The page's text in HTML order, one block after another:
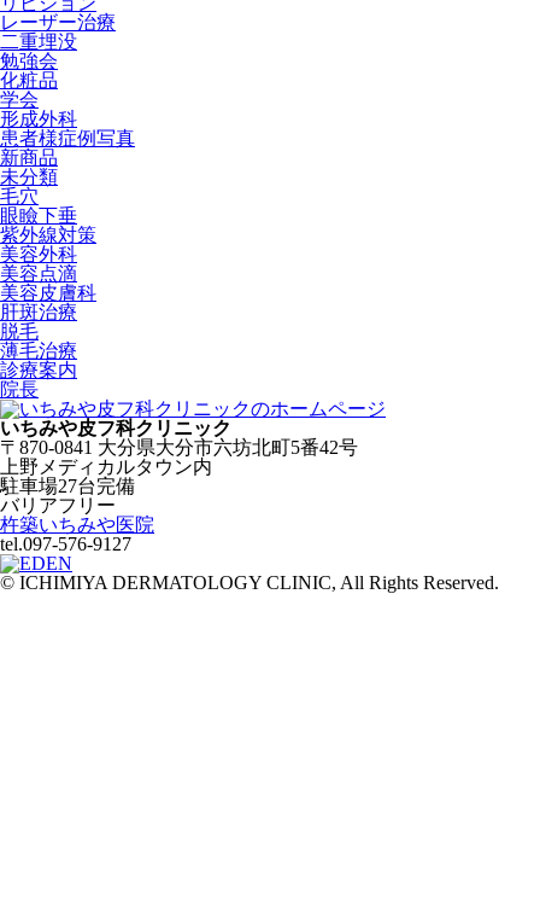
レーザー治療
二重埋没
勉強会
化粧品
学会
形成外科
患者様症例写真
新商品
未分類
毛穴
眼瞼下垂
紫外線対策
美容外科
美容点滴
美容皮膚科
肝斑治療
脱毛
薄毛治療
診療案内
院長
いちみや皮フ科クリニック
〒870-0841 大分県大分市六坊北町5番42号
上野メディカルタウン内
駐車場27台完備
バリアフリー
杵築いちみや医院
tel.097-576-9127
© ICHIMIYA DERMATOLOGY CLINIC, All Rights Reserved.